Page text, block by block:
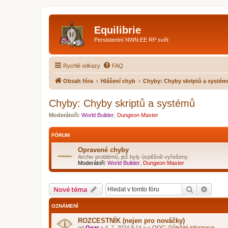
Equilibrie
Persistentní NWN:EE RP svět
Rychlé odkazy FAQ
Obsah fóra Hlášení chyb Chyby: Chyby skriptů a
Chyby: Chyby skriptů a systémů
Moderátoři: World Builder Dungeon Master
FÓRUM
Opravené chyby
Archiv problémů, jež byly úspěšně vyřešeny.
Moderátoři: World Builder Dungeon Master
Nové téma Hledat
OZNÁMENÍ
ROZCESTNÍK (nejen pro nováčky)